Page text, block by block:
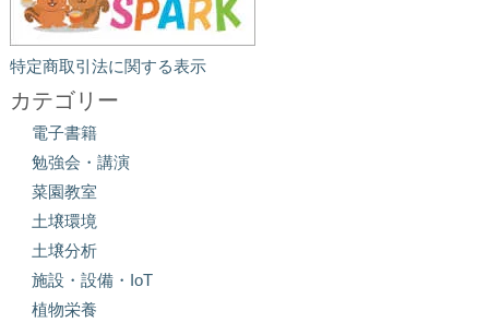
特定商取引法に関する表示
カテゴリー
電子書籍
勉強会・講演
菜園教室
土壌環境
土壌分析
施設・設備・IoT
植物栄養